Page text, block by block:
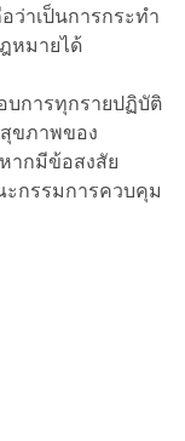
ว่าเป็นการกระทำ
หมายได้
การทุกรายปฏิบัติ
ขภาพของ
ากมีข้อสงสัย
ะกรรมการควบคุม